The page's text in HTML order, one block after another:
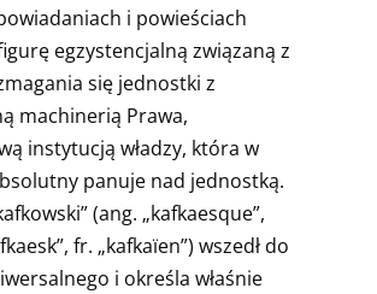
i powieściach
egzystencjalną związaną z
się jednostki z
machinerią Prawa,
instytucją władzy, która w
panuje nad jednostką.
(ang. „kafkaesque”,
fr. „kafkaïen”) wszedł do
i określa właśnie